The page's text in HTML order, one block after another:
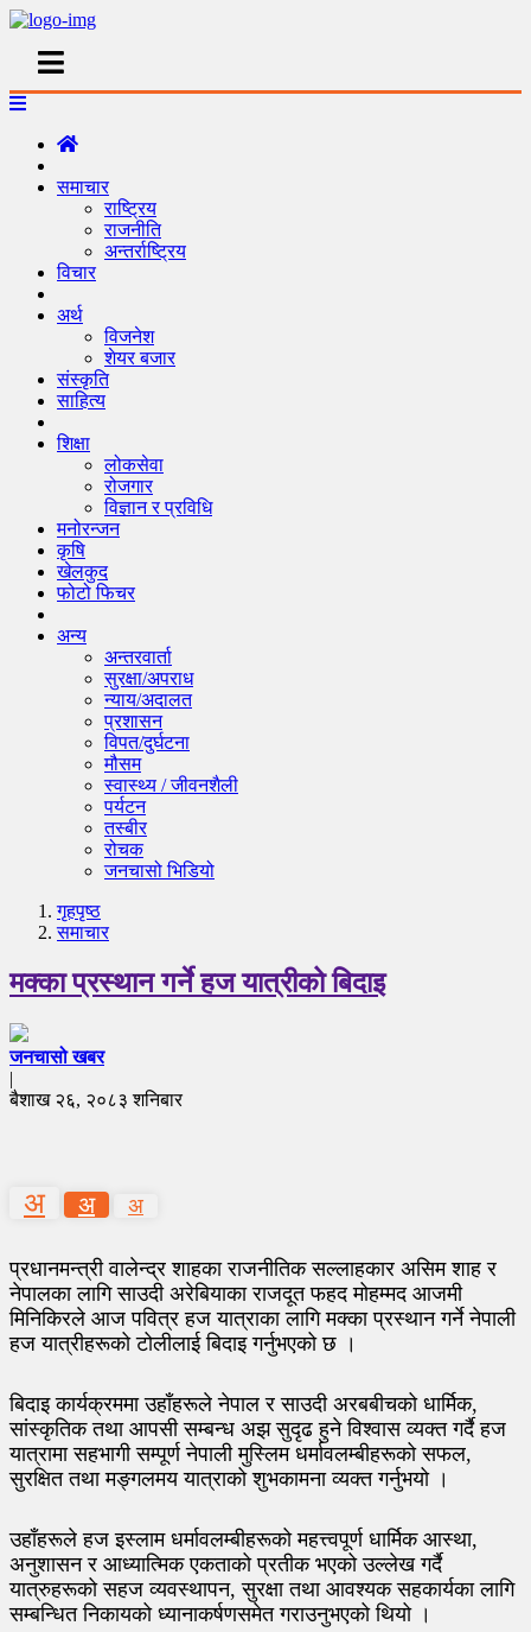
समाचार
राष्ट्रिय
राजनीति
अन्तर्राष्ट्रिय
विचार
अर्थ
विजनेश
शेयर बजार
संस्कृति
साहित्य
शिक्षा
लोकसेवा
रोजगार
विज्ञान र प्रविधि
मनोरन्जन
कृषि
खेलकुद
फोटो फिचर
अन्य
अन्तरवार्ता
सुरक्षा/अपराध
न्याय/अदालत
प्रशासन
विपत/दुर्घटना
मौसम
स्वास्थ्य / जीवनशैली
पर्यटन
तस्बीर
रोचक
जनचासो भिडियो
गृहपृष्‍ठ
समाचार
मक्का प्रस्थान गर्ने हज यात्रीको बिदाइ
जनचासो खबर
|
बैशाख २६, २०८३ शनिबार
अ अ अ
प्रधानमन्त्री वालेन्द्र शाहका राजनीतिक सल्लाहकार असिम शाह र
नेपालका लागि साउदी अरेबियाका राजदूत फहद मोहम्मद आजमी
मिनिकिरले आज पवित्र हज यात्राका लागि मक्का प्रस्थान गर्ने नेपाली
हज यात्रीहरूको टोलीलाई बिदाइ गर्नुभएको छ ।
बिदाइ कार्यक्रममा उहाँहरूले नेपाल र साउदी अरबबीचको धार्मिक,
सांस्कृतिक तथा आपसी सम्बन्ध अझ सुदृढ हुने विश्वास व्यक्त गर्दै हज
यात्रामा सहभागी सम्पूर्ण नेपाली मुस्लिम धर्मावलम्बीहरूको सफल,
सुरक्षित तथा मङ्गलमय यात्राको शुभकामना व्यक्त गर्नुभयो ।
उहाँहरूले हज इस्लाम धर्मावलम्बीहरूको महत्त्वपूर्ण धार्मिक आस्था,
अनुशासन र आध्यात्मिक एकताको प्रतीक भएको उल्लेख गर्दै
यात्रुहरूको सहज व्यवस्थापन, सुरक्षा तथा आवश्यक सहकार्यका लागि
सम्बन्धित निकायको ध्यानाकर्षणसमेत गराउनुभएको थियो ।